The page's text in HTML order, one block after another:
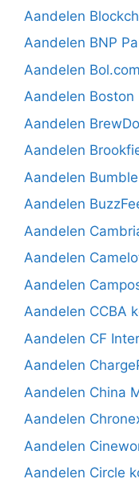
Aandelen
Aandelen BNP
Aandelen
Aandelen Boston
Aandelen
Aandelen
Aandelen
Aandelen
Aandelen
Aandelen
Aandelen
Aandelen CCBA
Aandelen CF
Aandelen
Aandelen China
Aandelen
Aandelen
Aandelen Circle